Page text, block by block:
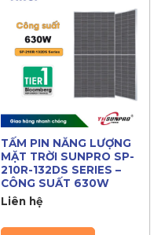
TẤM PIN NĂNG LƯỢNG
MẶT TRỜI SUNPRO SP-
210R-132DS SERIES –
CÔNG SUẤT 630W
Liên hệ